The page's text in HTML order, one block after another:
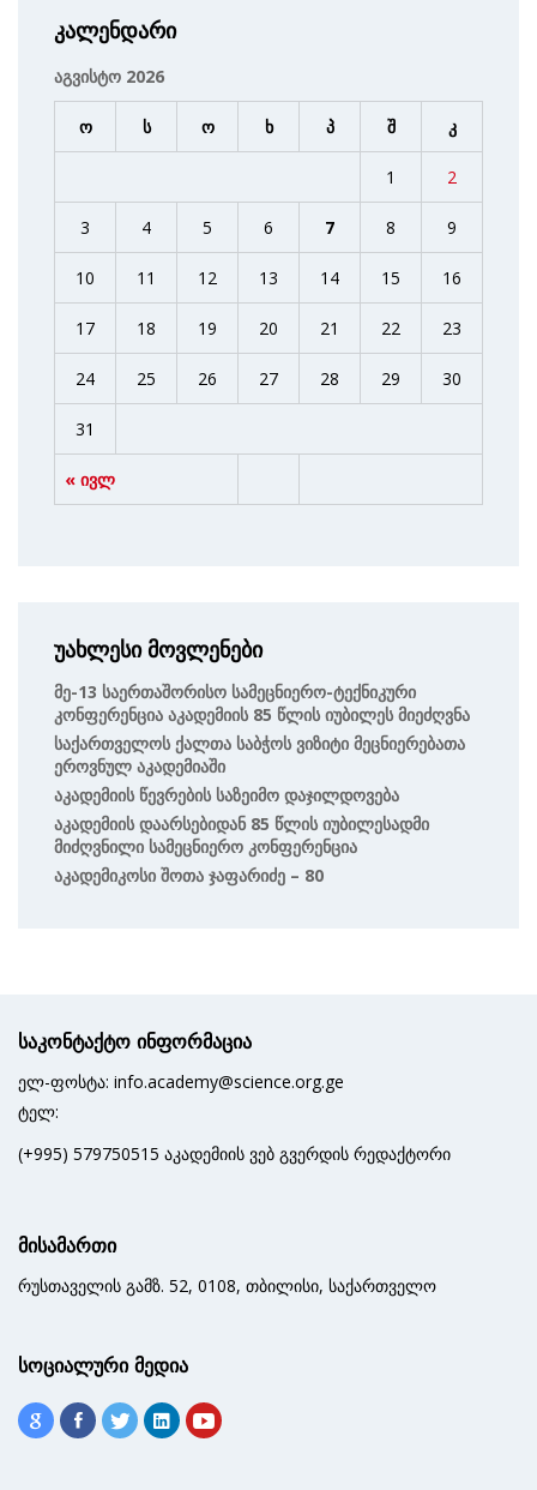
კალენდარი
აგვისტო 2026
ო ს ო ხ პ შ კ
« ივლ
1 2
3 4 5 6 7 8 9
10 11 12 13 14 15 16
17 18 19 20 21 22 23
24 25 26 27 28 29 30
31
უახლესი მოვლენები
Მე-13 Საერთაშორისო Სამეცნიერო-Ტექნიკური
Კონფერენცია Აკადემიის 85 Წლის Იუბილეს Მიეძღვნა
Საქართველოს Ქალთა Საბჭოს Ვიზიტი Მეცნიერებათა
Ეროვნულ Აკადემიაში
Აკადემიის Წევრების Საზეიმო Დაჯილდოვება
Აკადემიის Დაარსებიდან 85 Წლის Იუბილესადმი
Მიძღვნილი Სამეცნიერო Კონფერენცია
Აკადემიკოსი Შოთა Ჯაფარიძე – 80
საკონტაქტო ინფორმაცია
ელ-ფოსტა: info.academy@science.org.ge
ტელ:
(+995) 579750515 აკადემიის ვებ გვერდის რედაქტორი
მისამართი
რუსთაველის გამზ. 52, 0108, თბილისი, საქართველო
სოციალური მედია